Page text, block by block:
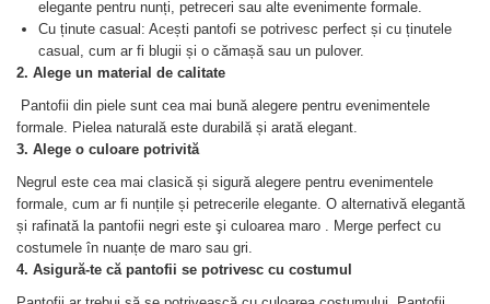
elegante pentru nunți, petreceri sau alte evenimente formale.
Cu ținute casual: Acești pantofi se potrivesc perfect și cu ținutele
casual, cum ar fi blugii și o cămașă sau un pulover.
2. Alege un material de calitate
Pantofii din piele sunt cea mai bună alegere pentru evenimentele
formale. Pielea naturală este durabilă și arată elegant.
3. Alege o culoare potrivită
Negrul este cea mai clasică și sigură alegere pentru evenimentele
formale, cum ar fi nunțile și petrecerile elegante. O alternativă elegantă
și rafinată la pantofii negri este şi culoarea maro . Merge perfect cu
costumele în nuanțe de maro sau gri.
4. Asigură-te că pantofii se potrivesc cu costumul